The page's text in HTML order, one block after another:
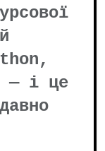
— і це